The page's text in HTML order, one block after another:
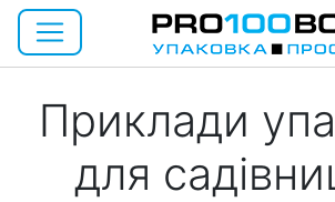
Приклади
для